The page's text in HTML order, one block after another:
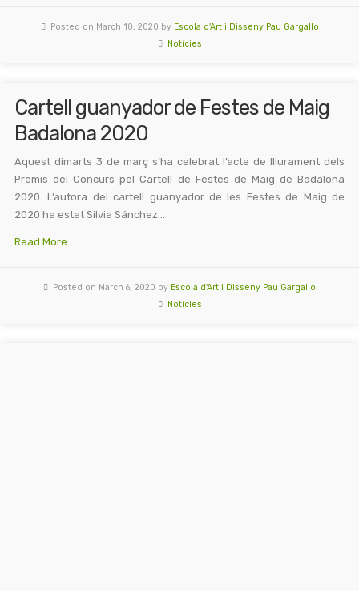
Posted on March 10, 2020 by Escola d'Art i Disseny Pau Gargallo
Notícies
Cartell guanyador de Festes de Maig
Badalona 2020
Aquest dimarts 3 de març s’ha celebrat l’acte de lliurament dels
Premis del Concurs pel Cartell de Festes de Maig de Badalona
2020. L’autora del cartell guanyador de les Festes de Maig de
2020 ha estat Silvia Sánchez…
Read More
Posted on March 6, 2020 by Escola d'Art i Disseny Pau Gargallo
Notícies